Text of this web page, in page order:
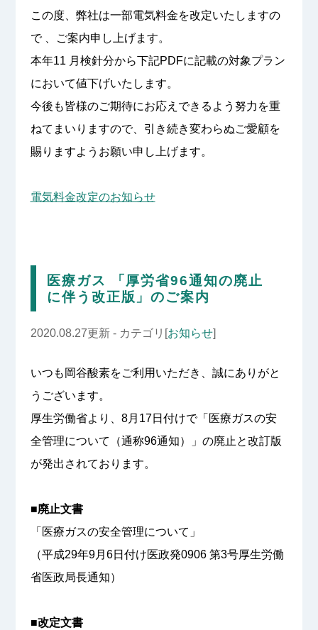
この度、弊社は一部電気料金を改定いたしますの
で 、ご案内申し上げます。
本年11 月検針分から下記PDFに記載の対象プラン
において値下げいたします。
今後も皆様のご期待にお応えできるよう努力を重
ねてまいりますので、引き続き変わらぬご愛顧を
賜りますようお願い申し上げます。
電気料金改定のお知らせ
医療ガス 「厚労省96通知の廃止
に伴う改正版」のご案内
2020.08.27更新 - カテゴリ[お知らせ]
いつも岡谷酸素をご利用いただき、誠にありがと
うございます。
厚生労働省より、8月17日付けで「医療ガスの安
全管理について（通称96通知）」の廃止と改訂版
が発出されております。
■廃止文書
「医療ガスの安全管理について」
（平成29年9月6日付け医政発0906 第3号厚生労働
省医政局長通知）
■改定文書